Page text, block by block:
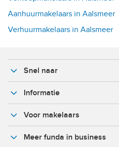
Aanhuurmakelaars in Aalsmeer
Verhuurmakelaars in Aalsmeer
Snel naar
Informatie
Voor makelaars
Meer funda in business